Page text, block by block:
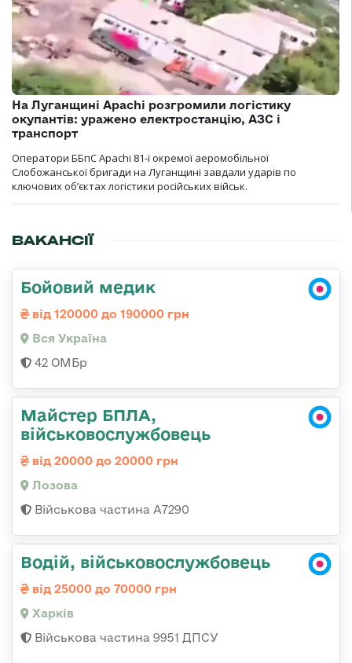
На Луганщині Apachi розгромили логістику
окупантів: уражено електростанцію, АЗС і
транспорт
Оператори ББпС Apachi 81-ї окремої аеромобільної
Слобожанської бригади на Луганщині завдали ударів по
ключових об’єктах логістики російських військ.
ВАКАНСІЇ
Бойовий медик
від 120000 до 190000 грн
Вся Україна
42 ОМБр
Майстер БПЛА,
військовослужбовець
від 20000 до 20000 грн
Лозова
Військова частина А7290
Водій, військовослужбовець
від 25000 до 70000 грн
Харків
Військова частина 9951 ДПСУ